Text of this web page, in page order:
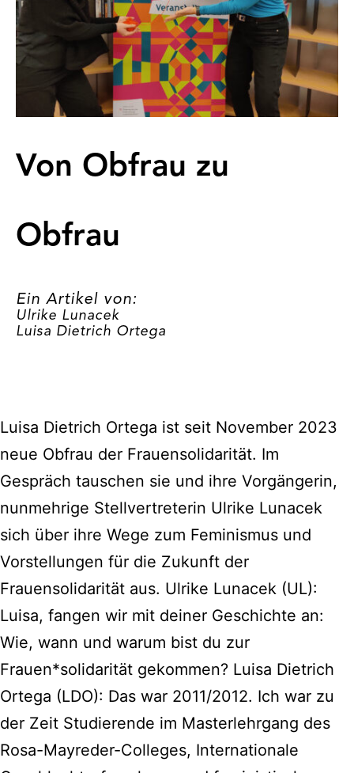
Von Obfrau zu
Obfrau
Ein Artikel von:
Ulrike Lunacek
Luisa Dietrich Ortega
Luisa Dietrich Ortega ist seit November 2023
neue Obfrau der Frauensolidarität. Im
Gespräch tauschen sie und ihre Vorgängerin,
nunmehrige Stellvertreterin Ulrike Lunacek
sich über ihre Wege zum Feminismus und
Vorstellungen für die Zukunft der
Frauensolidarität aus. Ulrike Lunacek (UL):
Luisa, fangen wir mit deiner Geschichte an:
Wie, wann und warum bist du zur
Frauen*solidarität gekommen? Luisa Dietrich
Ortega (LDO): Das war 2011/2012. Ich war zu
der Zeit Studierende im Masterlehrgang des
Rosa-Mayreder-Colleges, Internationale